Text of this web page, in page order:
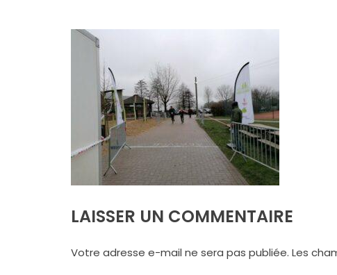
LAISSER UN COMMENTAIRE
Votre adresse e-mail ne sera pas publiée. Les